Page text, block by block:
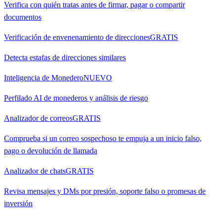
Verifica con quién tratas antes de firmar, pagar o compartir
documentos
Verificación de envenenamiento de direccionesGRATIS
Detecta estafas de direcciones similares
Inteligencia de MonederoNUEVO
Perfilado AI de monederos y análisis de riesgo
Analizador de correosGRATIS
Comprueba si un correo sospechoso te empuja a un inicio falso,
pago o devolución de llamada
Analizador de chatsGRATIS
Revisa mensajes y DMs por presión, soporte falso o promesas de
inversión